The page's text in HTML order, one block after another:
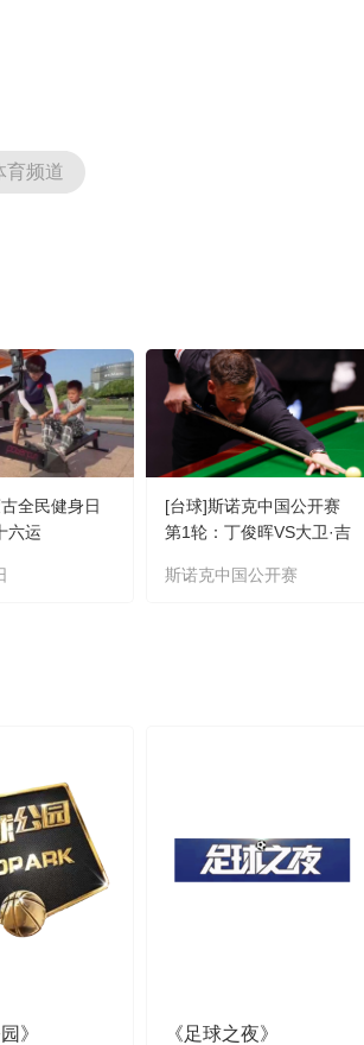
育频道
全民健身日
六运
[台球]斯诺克中国公开赛
第1轮：丁俊晖VS大卫·吉
斯诺克中国公开赛
》 《足球之夜》